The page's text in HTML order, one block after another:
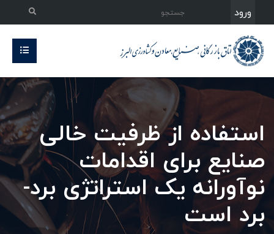
ورود
استفاده از ظرفیت خالی
صنایع برای اقدامات
نوآورانه یک استراتژی برد-
برد است